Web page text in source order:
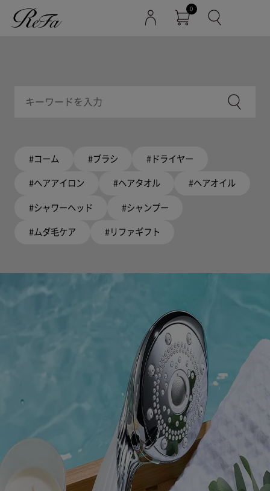
0
#コーム #ブラシ #ドライヤー
#ヘアアイロン #ヘアタオル #ヘアオイル
#シャワーヘッド #シャンプー
#ムダ毛ケア #リファギフト